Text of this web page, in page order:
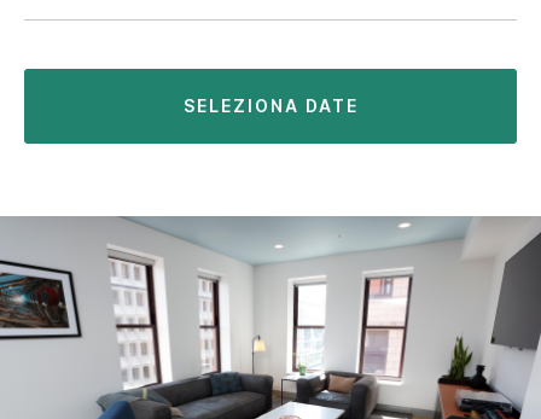
SELEZIONA DATE